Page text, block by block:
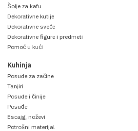
Šolje za kafu
Dekorativne kutije
Dekorativne sveće
Dekorativne figure i predmeti
Pomoć u kući
Kuhinja
Posude za začine
Tanjiri
Posude i činije
Posuđe
Escajg, noževi
Potrošni materijal